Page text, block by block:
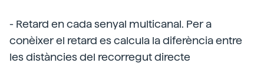
- Retard en cada senyal multicanal. Per a
conèixer el retard es calcula la diferència entre
les distàncies del recorregut directe